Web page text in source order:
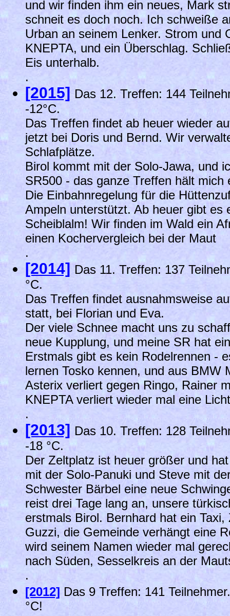
und wir finden ihm ein neues, Mark
schneit es doch noch. Ich schweiße
Urban an seinem Lenker. Strom und
KNEPTA, und ein Überschlag.
Eis unterhalb.
.
[2015] Das 12. Treffen: 144
-12°C.
Das Treffen findet ab heuer wieder
jetzt bei Doris und Bernd. Wir
Schlafplätze.
Birol kommt mit der Solo-Jawa, und
SR500 - das ganze Treffen hält
Die Einbahnregelung für die
Ampeln unterstützt. Ab heuer gibt es
Scheiblalm! Wir finden im Wald ein
einen Kochervergleich bei der Maut
.
[2014] Das 11. Treffen: 137
°C.
Das Treffen findet ausnahmsweise
statt, bei Florian und Eva.
Der viele Schnee macht uns zu
neue Kupplung, und meine SR hat
Erstmals gibt es kein Rodelrennen -
lernen Tosko kennen, und aus BMW
Asterix verliert gegen Ringo, Rainer
KNEPTA verliert wieder mal eine
.
[2013] Das 10. Treffen: 128
-18 °C.
Der Zeltplatz ist heuer größer und
mit der Solo-Panuki und Steve mit
Schwester Bärbel eine neue
reist drei Tage lang an, unsere
erstmals Birol. Bernhard hat ein
Guzzi, die Gemeinde verhängt eine
wird seinem Namen wieder mal
nach Süden, Sesselkreis an der
.
[2012] Das 9 Treffen: 141
°C!